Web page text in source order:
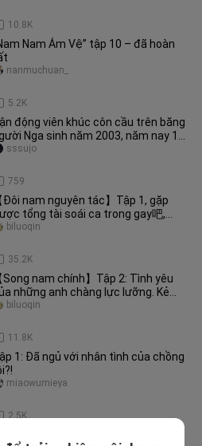
10.8K
Nam Ám Vệ” tập 10 – đã hoàn
5.2K
nanmuchuan_
động viên khúc côn cầu trên băng
Nga sinh năm 2003, năm nay 18
nhưng anh không tham
759
sssujo
Đôi nam nguyên tác】Tập 1, gặp
tổng tài soái ca trong gay吧,
định đưa người về nhà tắm rửa
35.2K
biluoqin
Song nam chính】Tập 2: Tình yêu
những anh chàng lực lưỡng. Kẻ
tình dục đàn anh tuổi lớn,
11.8K
biluoqin
1: Đã ngủ với nhân tình của chồng
2.5K
miaowumieya